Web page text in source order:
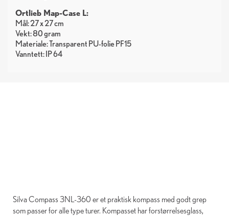
Ortlieb Map-Case L:
Mål: 27 x 27 cm
Vekt: 80 gram
Materiale: Transparent PU-folie PF15
Vanntett: IP 64
Silva Compass 3NL-360 er et praktisk kompass med godt grep
som passer for alle type turer. Kompasset har forstørrelsesglass,